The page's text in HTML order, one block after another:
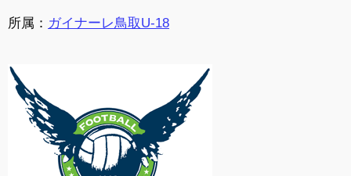
所属： ガイナーレ鳥取U-18